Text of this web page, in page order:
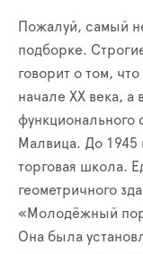
Пожалуй, самый
подборке.
говорит о том,
начале XX века, а
функционального
Малвица. До 1945
торговая школа.
геометричного
«Молодёжный
Она была